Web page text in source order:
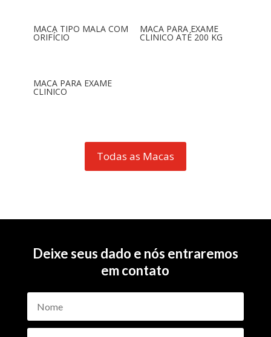
MACA TIPO MALA COM
ORIFÍCIO
MACA PARA EXAME
CLINICO ATÉ 200 KG
MACA PARA EXAME
CLINICO
Todas as Macas
Deixe seus dado e nós entraremos
em contato